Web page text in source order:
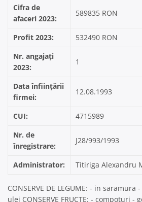
Cifra de
afaceri 2023:
589835 RON
Profit 2023:
532490 RON
Nr. angajați
2023:
1
Data înființării
firmei:
12.08.1993
CUI:
4715989
Nr. de
înregistrare:
J28/993/1993
Administrator: Titiriga Alexandru
CONSERVE DE LEGUME: - in
ulei CONSERVE FRUCTE: - compoturi -